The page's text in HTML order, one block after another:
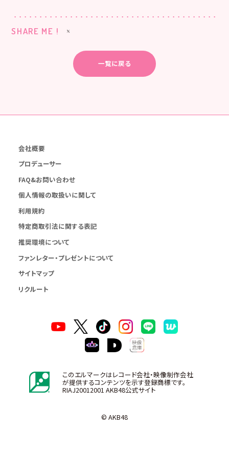
SHARE ME !
一覧に戻る
会社概要
プロデューサー
FAQ&お問い合わせ
個人情報の取扱いに関して
利用規約
特定商取引法に関する表記
推奨環境について
ファンレター・プレゼントについて
サイトマップ
リクルート
このエルマークはレコード会社・映像制作会社
が提供するコンテンツを示す登録商標です。
RIAJ20012001 AKB48公式サイト
© AKB48